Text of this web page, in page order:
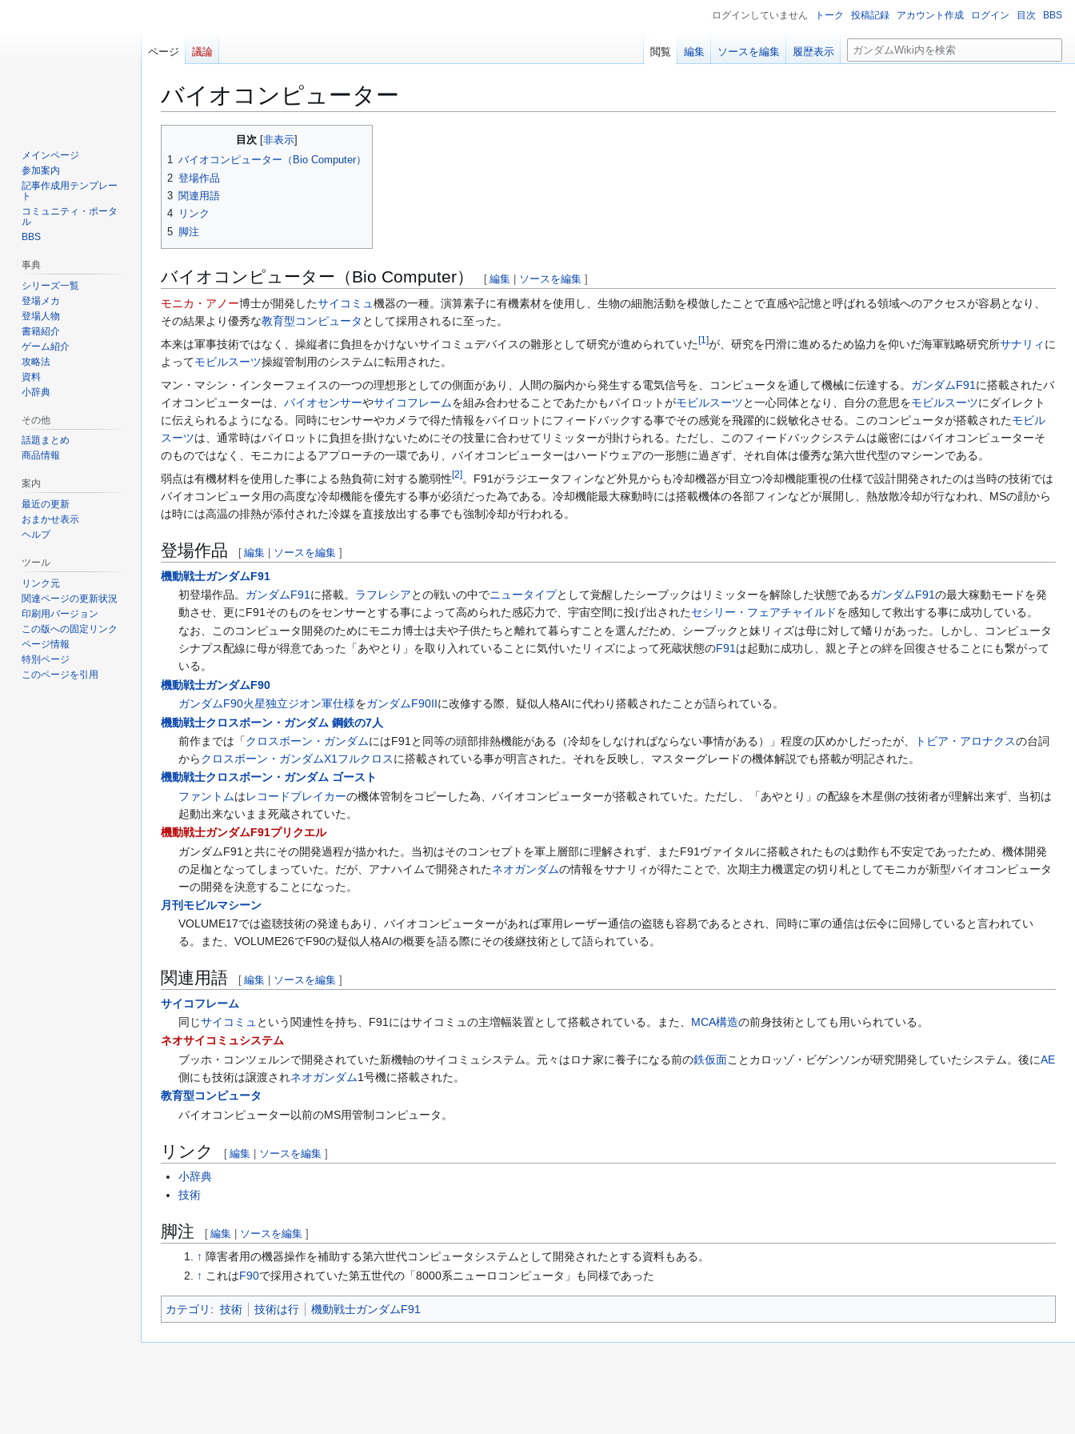
バイオコンピューター
ー
シ
ョ
ン
移
動
移
動
目次
1 バイオコンピューター（Bio Computer）
2 登場作品
3 関連用語
4
リンク
5 脚注
バイオコンピューター（Bio Computer） [ 編集 ソースを編集 ]
モニカ・アノー博士が開発したサイコミュ機器の一種。演算素子に有機素材を使用し、生物の細胞活動を模倣したことで直感や記憶と呼ばれる領域へのアクセスが容易となり、
その結果より優秀な教育型コンピュータ として採用されるに至った。
本来は軍事技術ではなく、操縦者に負担をかけないサイコミュデバイスの雛形として研究が進められていた[1]が、研究を円滑に進めるため協力を仰いだ海軍戦略研究所サナリィ に
よってモビルスーツ操縦管制用のシステムに転用された。
マン・マシン・インターフェイスの一つの理想形としての側面があり、人間の脳内から発生する電気信号を、コンピュータを通して機械に伝達する。 ガンダムF91に搭載されたバ
イオコンピューターは、 バイオセンサーやサイコフレームを組み合わせることであたかもパイロットがモビルスーツと一心同体となり、自分の意思をモビルスーツにダイレクト
に伝えられるようになる。同時にセンサーやカメラで得た情報をパイロットにフィードバックする事でその感覚を飛躍的に鋭敏化させる。このコンピュータが搭載されたモビル
スーツは、通常時はパイロットに負担を掛けないためにその技量に合わせてリミッターが掛けられる。ただし、このフィードバックシステムは厳密にはバイオコンピューターそ
のものではなく、モニカによるアプローチの一環であり、バイオコンピューターはハードウェアの一形態に過ぎず、それ自体は優秀な第六世代型のマシーンである。
弱点は有機材料を使用した事による熱負荷に対する脆弱性[2]。F91がラジエータフィンなど外見からも冷却機器が目立つ冷却機能重視の仕様で設計開発されたのは当時の技術では
バイオコンピュータ用の高度な冷却機能を優先する事が必須だった為である。冷却機能最大稼動時には搭載機体の各部フィンなどが展開し、熱放散冷却が行なわれ、MSの顔から
は時には高温の排熱が添付された冷媒を直接放出する事でも強制冷却が行われる。
登場作品 [ 編集 ソースを編集 ]
機動戦士ガンダムF91
初登場作品。 ガンダムF91 に搭載。 ラフレシアとの戦いの中でニュータイプとして覚醒したシーブックはリミッターを解除した状態であるガンダムF91の最大稼動モードを発
動させ、更にF91そのものをセンサーとする事によって高められた感応力で、宇宙空間に投げ出されたセシリー・フェアチャイルドを感知して救出する事に成功している。
なお、このコンピュータ開発のためにモニカ博士は夫や子供たちと離れて暮らすことを選んだため、シーブックと妹リィズは母に対して蟠りがあった。しかし、コンピュータ
シナプス配線に母が得意であった「あやとり」を取り入れていることに気付いたリィズによって死蔵状態のF91は起動に成功し、親と子との絆を回復させることにも繋がって
いる。
機動戦士ガンダムF90
ガンダムF90火星独立ジオン軍仕様をガンダムF90IIに改修する際、疑似人格AIに代わり搭載されたことが語られている。
機動戦士クロスボーン・ガンダム 鋼鉄の7人
前作までは「クロスボーン・ガンダムにはF91と同等の頭部排熱機能がある（冷却をしなければならない事情がある）」程度の仄めかしだったが、 トビア・アロナクスの台詞
からクロスボーン・ガンダムX1フルクロスに搭載されている事が明言された。それを反映し、マスターグレードの機体解説でも搭載が明記された。
機動戦士クロスボーン・ガンダム ゴースト
ファントムはレコードブレイカーの機体管制をコピーした為、バイオコンピューターが搭載されていた。ただし、「あやとり」の配線を木星側の技術者が理解出来ず、当初は
起動出来ないまま死蔵されていた。
機動戦士ガンダムF91プリクエル
ガンダムF91と共にその開発過程が描かれた。当初はそのコンセプトを軍上層部に理解されず、またF91ヴァイタルに搭載されたものは動作も不安定であったため、機体開発
の足枷となってしまっていた。だが、アナハイムで開発されたネオガンダムの情報をサナリィが得たことで、次期主力機選定の切り札としてモニカが新型バイオコンピュータ
ーの開発を決意することになった。
月刊モビルマシーン
VOLUME17では盗聴技術の発達もあり、バイオコンピューターがあれば軍用レーザー通信の盗聴も容易であるとされ、同時に軍の通信は伝令に回帰していると言われてい
る。また、VOLUME26でF90の疑似人格AIの概要を語る際にその後継技術として語られている。
関連用語 [ 編集 ソースを編集 ]
サイコフレーム
同じサイコミュ という関連性を持ち、F91にはサイコミュの主増幅装置として搭載されている。また、 MCA構造の前身技術としても用いられている。
ネオサイコミュシステム
ブッホ・コンツェルンで開発されていた新機軸のサイコミュシステム。元々はロナ家に養子になる前の鉄仮面ことカロッゾ・ビゲンソンが研究開発していたシステム。後にAE
側にも技術は譲渡されネオガンダム1号機に搭載された。
教育型コンピュータ
バイオコンピューター以前のMS用管制コンピュータ。
リンク [ 編集 | ソースを編集 ]
小辞典
技術
脚注 [ 編集 ソースを編集 ]
↑ 障害者用の機器操作を補助する第六世代コンピュータシステムとして開発されたとする資料もある。
↑ これはF90で採用されていた第五世代の「8000系ニューロコンピュータ」も同様であった
カテゴリ : 技術 技術は行 機動戦士ガンダムF91
ログインしていません トーク 投稿記録 アカウント作成 ログイン 目次 BBS
ページ 議論 閲覧 編集 ソースを編集 履歴表示
検
索
メインページ
参加案内
記事作成用テンプレー
ト
コミュニティ・ポータ
ル
BBS
事典
シリーズ一覧
登場メカ
登場人物
書籍紹介
ゲーム紹介
攻略法
資料
小辞典
その他
話題まとめ
商品情報
案内
最近の更新
おまかせ表示
ヘルプ
ツール
リンク元
関連ページの更新状況
印刷用バージョン
この版への固定リンク
ページ情報
特別ページ
このページを引用